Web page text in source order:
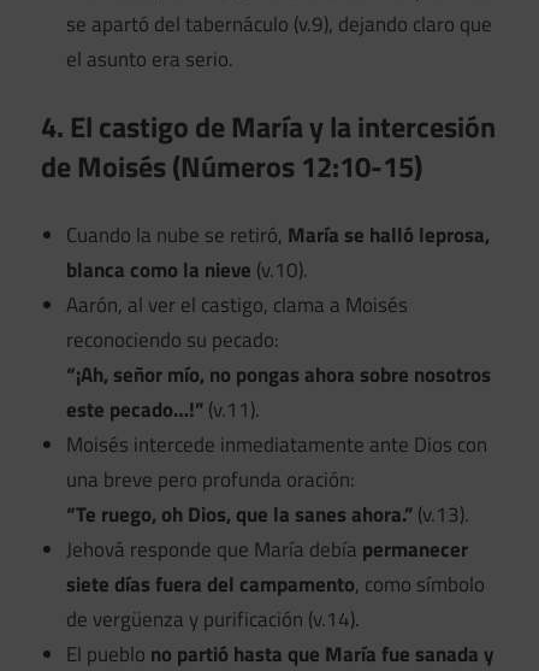
se apartó del tabernáculo (v.9), dejando claro que
el asunto era serio.
4. El castigo de María y la intercesión
de Moisés (Números 12:10-15)
Cuando la nube se retiró, María se halló leprosa,
blanca como la nieve (v.10).
Aarón, al ver el castigo, clama a Moisés
reconociendo su pecado:
“¡Ah, señor mío, no pongas ahora sobre nosotros
este pecado…!”(v.11).
Moisés intercede inmediatamente ante Dios con
una breve pero profunda oración:
“Te ruego, oh Dios, que la sanes ahora.”(v.13).
Jehová responde que María debía permanecer
siete días fuera del campamento, como símbolo
de vergüenza y purificación (v.14).
El pueblo no partió hasta que María fue sanada y